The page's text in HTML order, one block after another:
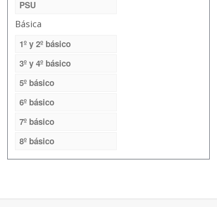
PSU
Básica
1º y 2º básico
3º y 4º básico
5º básico
6º básico
7º básico
8º básico